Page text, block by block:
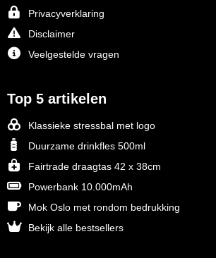
Privacyverklaring
Disclaimer
Veelgestelde vragen
Top 5 artikelen
Klassieke stressbal met logo
Duurzame drinkfles 500ml
Fairtrade draagtas 42 x 38cm
Powerbank 10.000mAh
Mok Oslo met rondom bedrukking
Bekijk alle bestsellers